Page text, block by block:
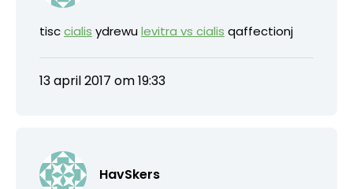
tisccialis ydrewulevitra vs cialis qaffectionj
13 april 2017 om 19:33
HavSkers